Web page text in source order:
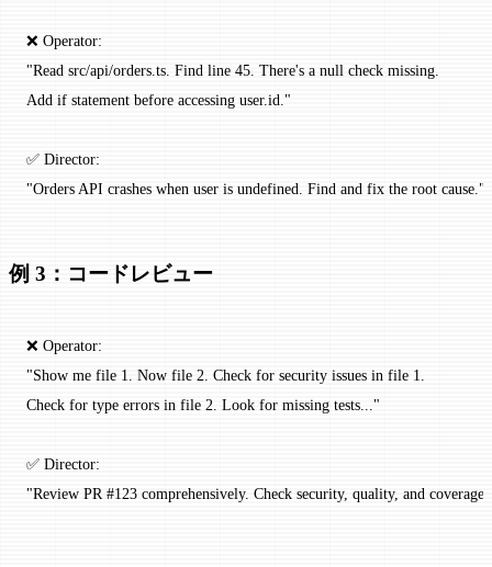
❌ Operator:
"Read src/api/orders.ts. Find line 45. There's a null check missing.
Add if statement before accessing user.id."
✅ Director:
"Orders API crashes when user is undefined. Find and fix the root cause."
例 3：コードレビュー
❌ Operator:
"Show me file 1. Now file 2. Check for security issues in file 1.
Check for type errors in file 2. Look for missing tests..."
✅ Director:
"Review PR #123 comprehensively. Check security, quality, and